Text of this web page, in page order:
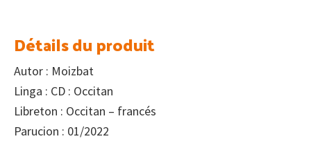
Détails du produit
Autor : Moizbat
Linga : CD : Occitan
Libreton : Occitan – francés
Parucion : 01/2022